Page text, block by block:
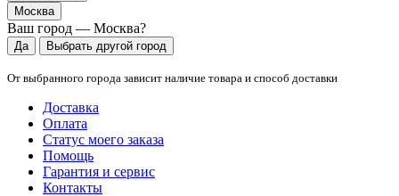
Москва
Ваш город — Москва?
Да Выбрать другой город
От выбранного города зависит наличие товара и способ доставки
Доставка
Оплата
Статус моего заказа
Помощь
Гарантия и сервис
Контакты